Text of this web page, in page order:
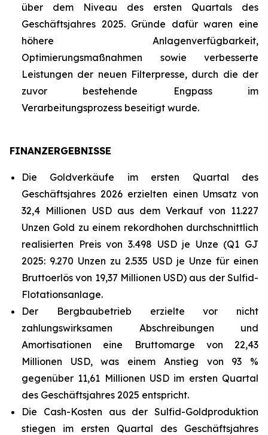
über dem Niveau des ersten Quartals des
Geschäftsjahres 2025. Gründe dafür waren eine
höhere Anlagenverfügbarkeit,
Optimierungsmaßnahmen sowie verbesserte
Leistungen der neuen Filterpresse, durch die der
zuvor bestehende Engpass im
Verarbeitungsprozess beseitigt wurde.
FINANZERGEBNISSE
Die Goldverkäufe im ersten Quartal des
Geschäftsjahres 2026 erzielten einen Umsatz von
32,4 Millionen USD aus dem Verkauf von 11.227
Unzen Gold zu einem rekordhohen durchschnittlich
realisierten Preis von 3.498 USD je Unze (Q1 GJ
2025: 9.270 Unzen zu 2.535 USD je Unze für einen
Bruttoerlös von 19,37 Millionen USD) aus der Sulfid-
Flotationsanlage.
Der Bergbaubetrieb erzielte vor nicht
zahlungswirksamen Abschreibungen und
Amortisationen eine Bruttomarge von 22,43
Millionen USD, was einem Anstieg von 93 %
gegenüber 11,61 Millionen USD im ersten Quartal
des Geschäftsjahres 2025 entspricht.
Die Cash-Kosten aus der Sulfid-Goldproduktion
stiegen im ersten Quartal des Geschäftsjahres